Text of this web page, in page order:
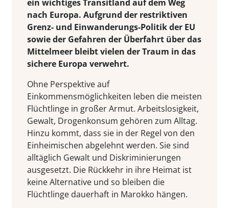
ein wichtiges Transitland auf dem Weg
nach Europa. Aufgrund der restriktiven
Grenz- und Einwanderungs-Politik der EU
sowie der Gefahren der Überfahrt über das
Mittelmeer bleibt vielen der Traum in das
sichere Europa verwehrt.
Ohne Perspektive auf
Einkommensmöglichkeiten leben die meisten
Flüchtlinge in großer Armut. Arbeitslosigkeit,
Gewalt, Drogenkonsum gehören zum Alltag.
Hinzu kommt, dass sie in der Regel von den
Einheimischen abgelehnt werden. Sie sind
alltäglich Gewalt und Diskriminierungen
ausgesetzt. Die Rückkehr in ihre Heimat ist
keine Alternative und so bleiben die
Flüchtlinge dauerhaft in Marokko hängen.